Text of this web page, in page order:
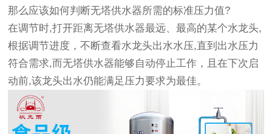
那么应该如何判断无塔供水器所需的标准压力值?
在调节时,打开距离无塔供水器最远、最高的某个水龙头,
根据调节进度，不断查看水龙头出水水压,直到出水压力
符合需求,而无塔供水器能够自动停止工作，且在下次启
动前,该龙头出水仍能满足压力要求为最佳。